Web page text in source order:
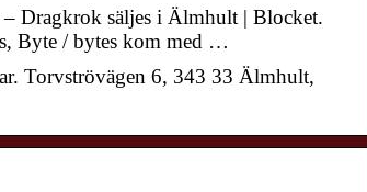
Dragkrok säljes i Älmhult | Blocket.
Byte / bytes kom med …
Torvströvägen 6, 343 33 Älmhult,